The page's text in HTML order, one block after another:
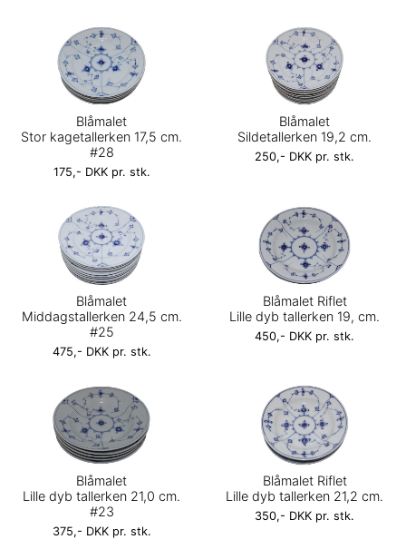
Blåmalet
Stor kagetallerken 17,5 cm.
#28
175,- DKK pr. stk.
Blåmalet
Sildetallerken 19,2 cm.
250,- DKK pr. stk.
Blåmalet
Middagstallerken 24,5 cm.
#25
475,- DKK pr. stk.
Blåmalet Riflet
Lille dyb tallerken 19, cm.
450,- DKK pr. stk.
Blåmalet
Lille dyb tallerken 21,0 cm.
#23
375,- DKK pr. stk.
Blåmalet Riflet
Lille dyb tallerken 21,2 cm.
350,- DKK pr. stk.